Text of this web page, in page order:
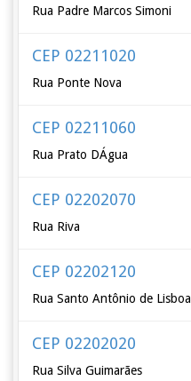
Rua Padre Marcos Simoni
CEP 02211020
Rua Ponte Nova
CEP 02211060
Rua Prato DÁgua
CEP 02202070
Rua Riva
CEP 02202120
Rua Santo Antônio de Lisboa
CEP 02202020
Rua Silva Guimarães